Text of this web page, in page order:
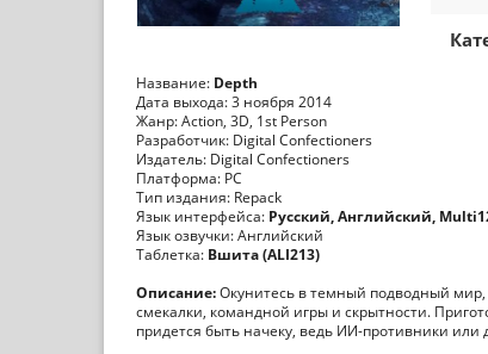
Название: Depth
Дата выхода: 3 ноября 2014
Жанр: Action, 3D, 1st Person
Разработчик: Digital Confectioners
Издатель: Digital Confectioners
Платформа: PC
Тип издания: Repack
Язык интерфейса: Русский, Английский,
Язык озвучки: Английский
Таблетка: Вшита (ALI213)
Описание:Окунитесь в темный подводный мир,
смекалки, командной игры и скрытности.
придется быть начеку, ведь ИИ-противники или